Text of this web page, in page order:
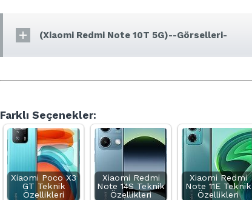
(Xiaomi Redmi Note 10T 5G)--Görselleri-
Farklı Seçenekler:
Xiaomi Poco X3
GT Teknik
Özellikleri
Xiaomi Redmi
Note 14S Teknik
Özellikleri
Xiaomi Redmi
Note 11E Teknik
Özellikleri